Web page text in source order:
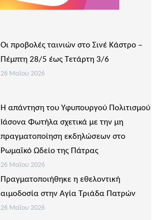
Οι προβολές ταινιών στο Σινέ Κάστρο –
Πέμπτη 28/5 έως Τετάρτη 3/6
26 Μαΐου 2026
Η απάντηση του Υφυπουργού Πολιτισμού
Ιάσονα Φωτήλα σχετικά με την μη
πραγματοποίηση εκδηλώσεων στο
Ρωμαϊκό Ωδείο της Πάτρας
26 Μαΐου 2026
Πραγματοποιήθηκε η εθελοντική
αιμοδοσία στην Αγία Τριάδα Πατρών
26 Μαΐου 2026